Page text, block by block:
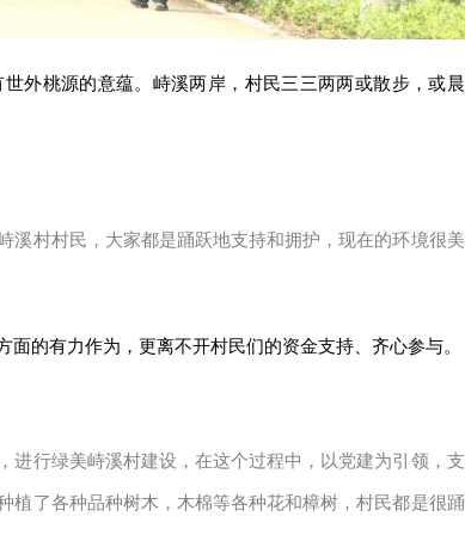
外桃源的意蕴。峙溪两岸，村民三三两两或散步，或晨
溪村村民，大家都是踊跃地支持和拥护，现在的环境很美
的有力作为，更离不开村民们的资金支持、齐心参与。
进行绿美峙溪村建设，在这个过程中，以党建为引领，支
植了各种品种树木，木棉等各种花和樟树，村民都是很踊